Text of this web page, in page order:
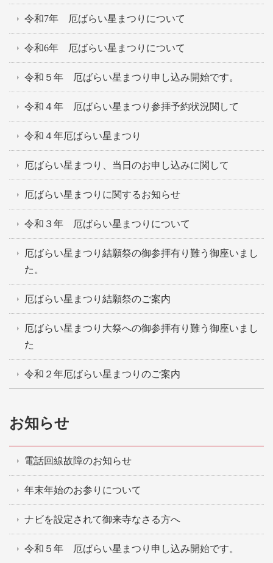
令和7年 厄ばらい星まつりについて
令和6年 厄ばらい星まつりについて
令和５年 厄ばらい星まつり申し込み開始です。
令和４年 厄ばらい星まつり参拝予約状況関して
令和４年厄ばらい星まつり
厄ばらい星まつり、当日のお申し込みに関して
厄ばらい星まつりに関するお知らせ
令和３年 厄ばらい星まつりについて
厄ばらい星まつり結願祭の御参拝有り難う御座いまし
た。
厄ばらい星まつり結願祭のご案内
厄ばらい星まつり大祭への御参拝有り難う御座いまし
た
令和２年厄ばらい星まつりのご案内
お知らせ
電話回線故障のお知らせ
年末年始のお参りについて
ナビを設定されて御来寺なさる方へ
令和５年 厄ばらい星まつり申し込み開始です。